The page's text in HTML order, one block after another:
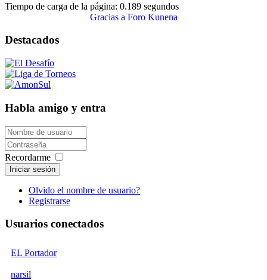
Tiempo de carga de la página: 0.189 segundos
Gracias a Foro Kunena
Destacados
Habla amigo y entra
Recordarme
Iniciar sesión
Olvido el nombre de usuario?
Registrarse
Usuarios conectados
EL Portador
narsil